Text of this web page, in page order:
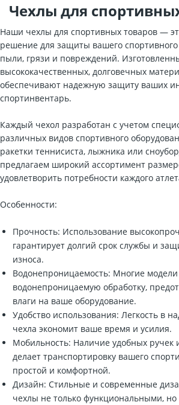
Чехлы для
Наши чехлы для спортивных товаров —
решение для защиты вашего
пыли, грязи и повреждений.
высококачественных, долговечных
обеспечивают надежную защиту ваших
спортинвентарь.
Каждый чехол разработан с учетом
различных видов спортивного
ракетки теннисиста, лыжника или
предлагаем широкий ассортимент
удовлетворить потребности каждого
Особенности:
Прочность: Использование
гарантирует долгий срок службы и
износа.
Водонепроницаемость: Многие
водонепроницаемую обработку,
влаги на ваше оборудование.
Удобство использования: Легкость в
чехла экономит ваше время и усилия.
Мобильность: Наличие удобных ручек
делает транспортировку вашего
простой и комфортной.
Дизайн: Стильные и современные
чехлы не только функциональными,